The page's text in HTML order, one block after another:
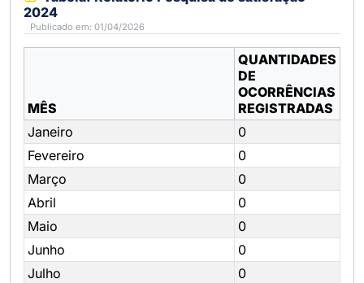
2024
Publicado em: 01/04/2026
MÊS
QUANTIDADES
DE
OCORRÊNCIAS
REGISTRADAS
Janeiro
0
Fevereiro
0
Março
0
Abril
0
Maio
0
Junho
0
Julho
0